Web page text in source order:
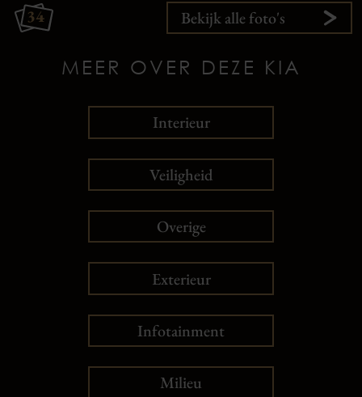
34 Bekijk alle foto's
MEER OVER DEZE KIA
Interieur
Veiligheid
Overige
Exterieur
Infotainment
Milieu